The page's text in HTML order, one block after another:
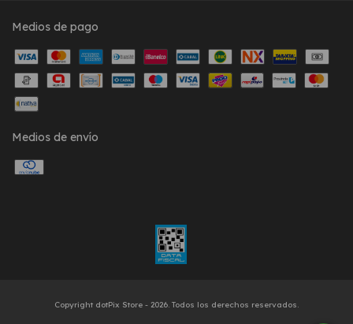
Medios de pago
Medios de envío
Copyright dotPix Store - 2026. Todos los derechos reservados.